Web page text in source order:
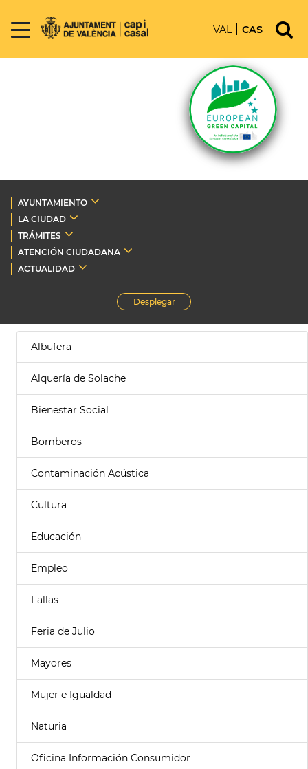
VAL CAS
AYUNTAMIENTO
LA CIUDAD
TRÁMITES
ATENCIÓN CIUDADANA
ACTUALIDAD
Desplegar
Albufera
Alquería de Solache
Bienestar Social
Bomberos
Contaminación Acústica
Cultura
Educación
Empleo
Fallas
Feria de Julio
Mayores
Mujer e Igualdad
Naturia
Oficina Información Consumidor